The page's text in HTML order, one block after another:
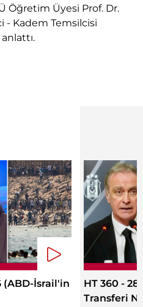
Öğretim Üyesi Prof. Dr.
- Kadem Temsilcisi
(ABD-İsrail'in
HT 360 -
Transferi